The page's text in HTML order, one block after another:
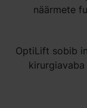
näärmete
OptiLift sobib